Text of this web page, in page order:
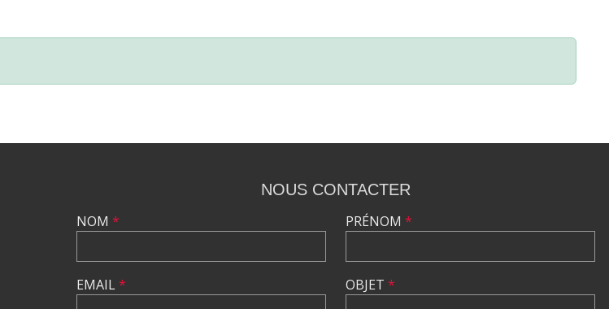
NOUS CONTACTER
NOM *
EMAIL*
PRÉNOM *
OBJET *